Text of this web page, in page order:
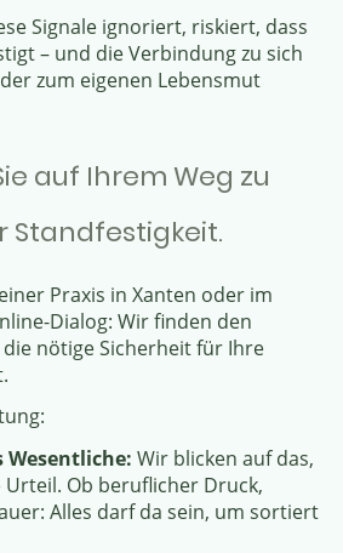
Signale ignoriert, riskiert, dass
– und die Verbindung zu sich
zum eigenen Lebensmut
auf Ihrem Weg zu
Standfestigkeit.
Praxis in Xanten oder im
Dialog: Wir finden den
nötige Sicherheit für Ihre
Wesentliche: Wir blicken auf das,
Urteil. Ob beruflicher Druck,
Alles darf da sein, um sortiert